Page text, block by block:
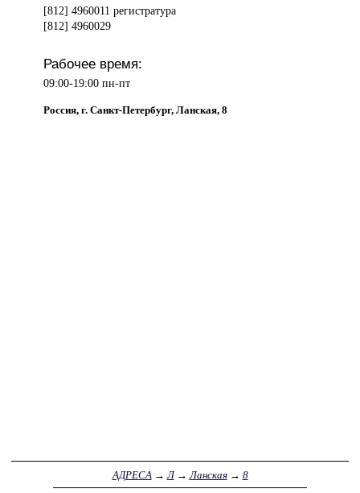
[812] 4960011 регистратура
[812] 4960029
Рабочее время:
09:00-19:00 пн-пт
Россия, г. Санкт-Петербург, Ланская, 8
АДРЕСА →Л→Ланская→ 8